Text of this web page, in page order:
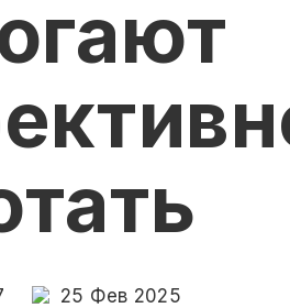
25 Фев 2025